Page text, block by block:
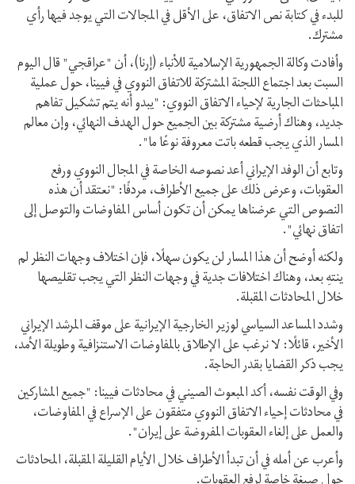
للبدء في كتابة نص الاتفاق، على الأقل في المجالات التي يوجد فيها رأي
مشترك.
وأفادت وكالة الجمهورية الإسلامية للأنباء (إرنا)، أن "عراقجي" قال اليوم
السبت بعد اجتماع اللجنة المشتركة للاتفاق النووي في فيينا، حول عملية
المباحثات الجارية لإحياء الاتفاق النووي: "يبدو أنه يتم تشكيل تفاهم
جديد، وهناك أرضية مشتركة بين الجميع حول الهدف النهائي، وإن معالم
المسار الذي يجب قطعه باتت معروفة نوعًا ما".
وتابع أن الوفد الإيراني أعد نصوصه الخاصة في المجال النووي ورفع
العقوبات، وعرض ذلك على جميع الأطراف، مردفًا: "نعتقد أن هذه
النصوص التي عرضناها يمكن أن تكون أساس المفاوضات والتوصل إلى
اتفاق نهائي".
ولكنه أوضح أن هذا المسار لن يكون سهلًا، فإن اختلاف وجهات النظر لم
ينتهِ بعد، وهناك اختلافات جدية في وجهات النظر التي يجب تقليصها
خلال المحادثات المقبلة.
وشدد المساعد السياسي لوزير الخارجية الإيرانية على موقف المرشد الإيراني
الأخير، قائلًا: لا نرغب على الإطلاق بالمفاوضات الاستنزافية وطويلة الأمد،
يجب ذكر القضايا بقدر الحاجة.
وفي الوقت نفسه، أكد المبعوث الصيني في محادثات فيينا: "جميع المشاركين
في محادثات إحياء الاتفاق النووي متفقون على الإسراع في المفاوضات،
والعمل على إلغاء العقوبات المفروضة على إيران".
وأعرب عن أمله في أن تبدأ الأطراف خلال الأيام القليلة المقبلة، المحادثات